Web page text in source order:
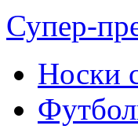
Супер-
Носки